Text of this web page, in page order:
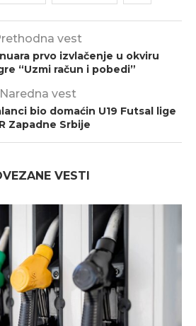
vest
prvo izvlačenje u okviru
“Uzmi račun i pobedi”
Naredna vest
bio domaćin U19 Futsal lige
Zapadne Srbije
VESTI